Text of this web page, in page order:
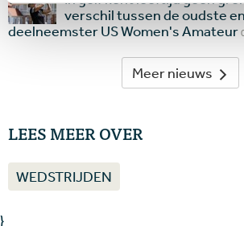
verschil tussen de oudste
deelneemster US Women's Amateur
Meer nieuws
LEES MEER OVER
WEDSTRIJDEN
}